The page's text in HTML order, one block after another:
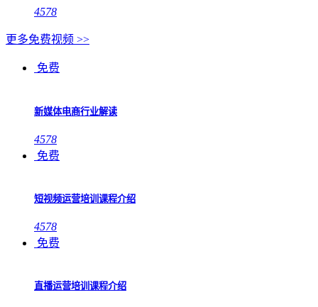
4578
更多免费视频 >>
免费
新媒体电商行业解读
4578
免费
短视频运营培训课程介绍
4578
免费
直播运营培训课程介绍